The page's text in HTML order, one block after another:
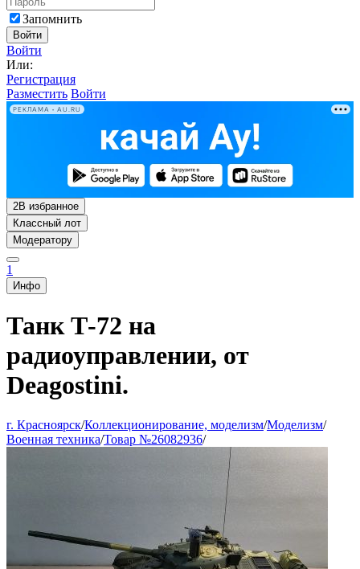
Запомнить
Войти
Войти
Или:
Регистрация
Разместить Войти
РЕКЛАМА • AU.RU
2В избранное
Классный лот
Модератору
1
Инфо
Танк Т-72 на
радиоуправлении, от
Deagostini.
г. Красноярск/Коллекционирование, моделизм/Моделизм/
Военная техника/Товар №26082936/